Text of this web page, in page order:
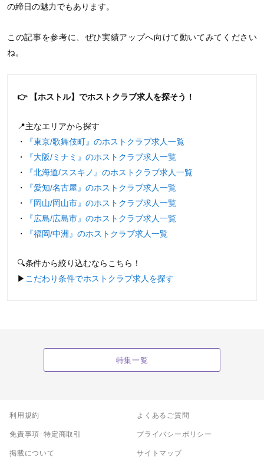
の締日の魅力でもあります。
この記事を参考に、ぜひ実績アップへ向けて動いてみてください
ね。
👉 【ホストル】でホストクラブ求人を探そう！
📍主なエリアから探す
・
『東京/歌舞伎町』のホストクラブ求人一覧
・
『大阪/ミナミ』のホストクラブ求人一覧
・
『北海道/ススキノ』のホストクラブ求人一覧
・
『愛知/名古屋』のホストクラブ求人一覧
・
『岡山/岡山市』のホストクラブ求人一覧
・
『広島/広島市』のホストクラブ求人一覧
・
『福岡/中洲』のホストクラブ求人一覧
🔍条件から絞り込むならこちら！
▶︎ こだわり条件でホストクラブ求人を探す
特集一覧
利用規約 よくあるご質問
免責事項･特定商取引 プライバシーポリシー
掲載について サイトマップ